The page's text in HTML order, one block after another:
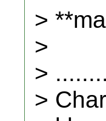
>
>
>
>